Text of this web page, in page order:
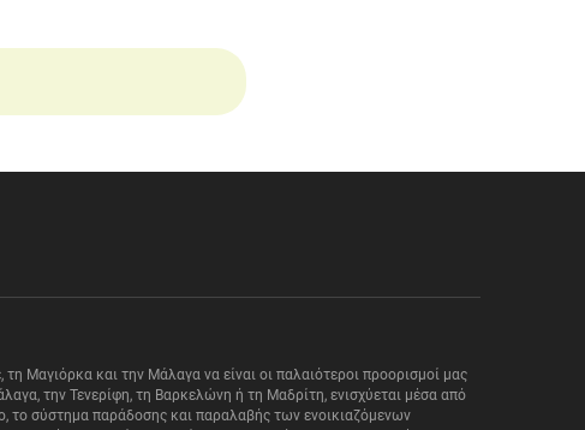
τη Μαγιόρκα και την Μάλαγα να είναι οι παλαιότεροι προορισμοί μας
την Τενερίφη, τη Βαρκελώνη ή τη Μαδρίτη, ενισχύεται μέσα από
το σύστημα παράδοσης και παραλαβής των ενοικιαζόμενων